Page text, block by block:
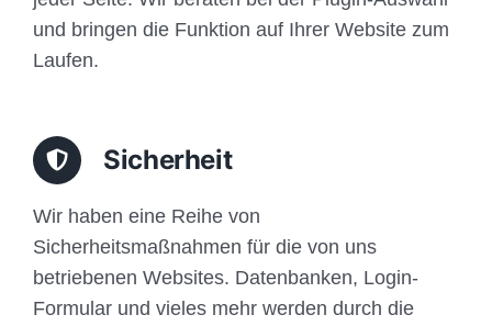
und bringen die Funktion auf Ihrer Website zum
Laufen.
Sicherheit
Wir haben eine Reihe von
Sicherheitsmaßnahmen für die von uns
betriebenen Websites. Datenbanken, Login-
Formular und vieles mehr werden durch die